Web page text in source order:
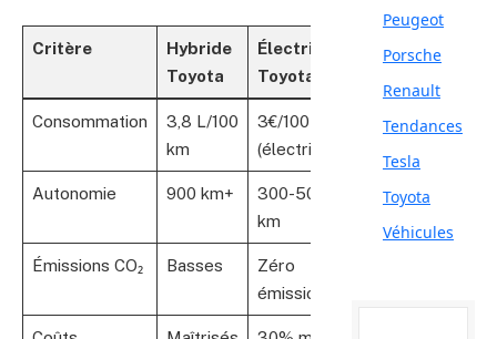
Critère
Hybride
Toyota
Électrique
Toyota
Thermique
Consommation
3,8 L/100
km
3€/100 km
(électricité)
4,5-5,5
Autonomie 900 km+
300-500
km
800 km+
Émissions CO₂ Basses
Zéro
émission
Peugeot
Porsche
Renault
Tendances
Tesla
Toyota
Véhicules